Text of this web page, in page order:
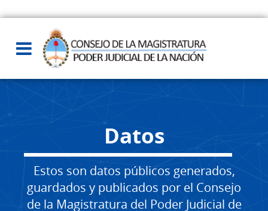
Datos
Estos son datos públicos generados,
guardados y publicados por el Consejo
de la Magistratura del Poder Judicial de